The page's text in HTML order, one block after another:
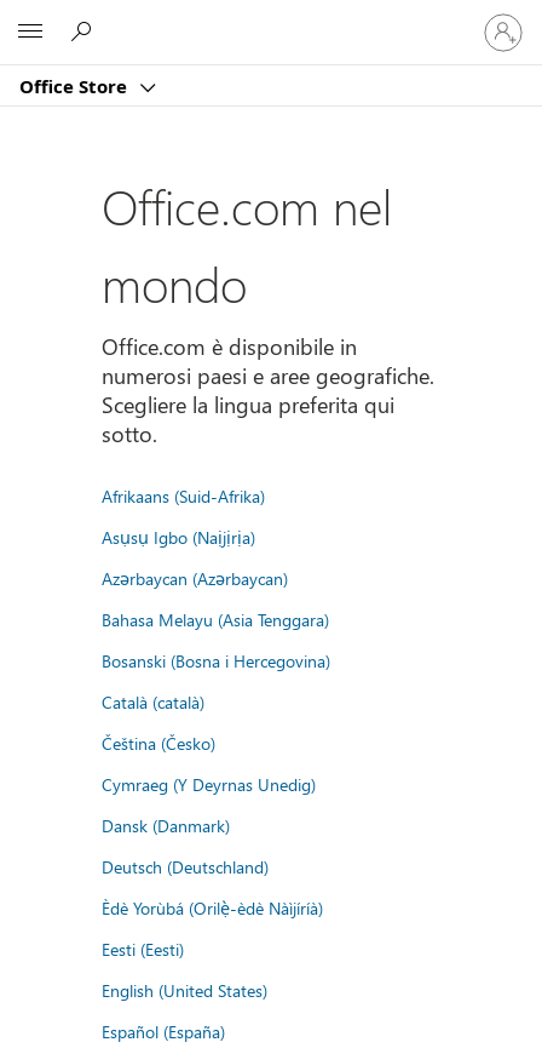
Office Store
Accedi
con
il
account
Office.com nel
mondo
Office.com è disponibile in
numerosi paesi e aree geografiche.
Scegliere la lingua preferita qui
sotto.
Afrikaans (Suid-Afrika)
Asụsụ Igbo (Naịjịrịa)
Azərbaycan (Azərbaycan)
Bahasa Melayu (Asia Tenggara)
Bosanski (Bosna i Hercegovina)
Català (català)
Čeština (Česko)
Cymraeg (Y Deyrnas Unedig)
Dansk (Danmark)
Deutsch (Deutschland)
Èdè Yorùbá (Orilẹ̀-èdè Nàìjíríà)
Eesti (Eesti)
English (United States)
Español (España)